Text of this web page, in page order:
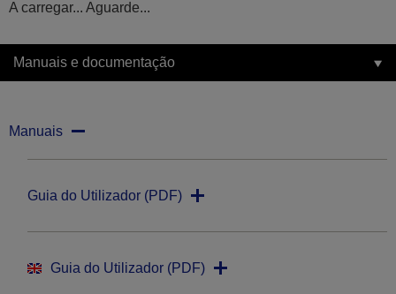
A carregar... Aguarde...
Manuais e documentação
Manuais
Guia do Utilizador (PDF)
Guia do Utilizador (PDF)